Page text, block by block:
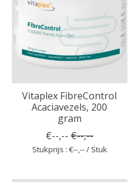
Vitaplex FibreControl
Acaciavezels, 200
gram
€--,-- €--,--
Stukprijs : €--,-- / Stuk